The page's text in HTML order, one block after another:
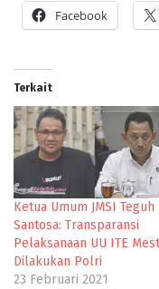
Facebook
Terkait
Ketua Umum JMSI Teguh
Santosa: Transparansi
Pelaksanaan UU ITE
Dilakukan Polri
23 Februari 2021